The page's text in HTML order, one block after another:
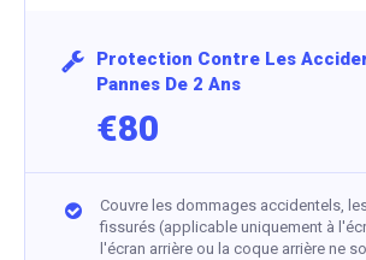
Protection Contre Les
Pannes De 2 Ans
€80
Couvre les dommages accidentels,
fissurés (applicable uniquement à
l'écran arrière ou la coque arrière ne